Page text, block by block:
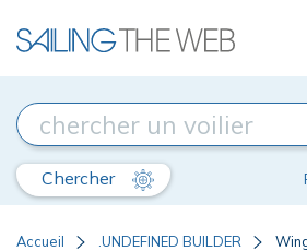
Chercher
Accueil .UNDEFINED BUILDER